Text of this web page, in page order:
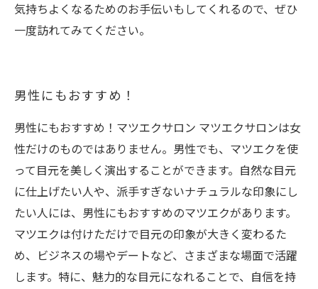
気持ちよくなるためのお手伝いもしてくれるので、ぜひ
一度訪れてみてください。
男性にもおすすめ！
男性にもおすすめ！マツエクサロン マツエクサロンは女
性だけのものではありません。男性でも、マツエクを使
って目元を美しく演出することができます。自然な目元
に仕上げたい人や、派手すぎないナチュラルな印象にし
たい人には、男性にもおすすめのマツエクがあります。
マツエクは付けただけで目元の印象が大きく変わるた
め、ビジネスの場やデートなど、さまざまな場面で活躍
します。特に、魅力的な目元になれることで、自信を持